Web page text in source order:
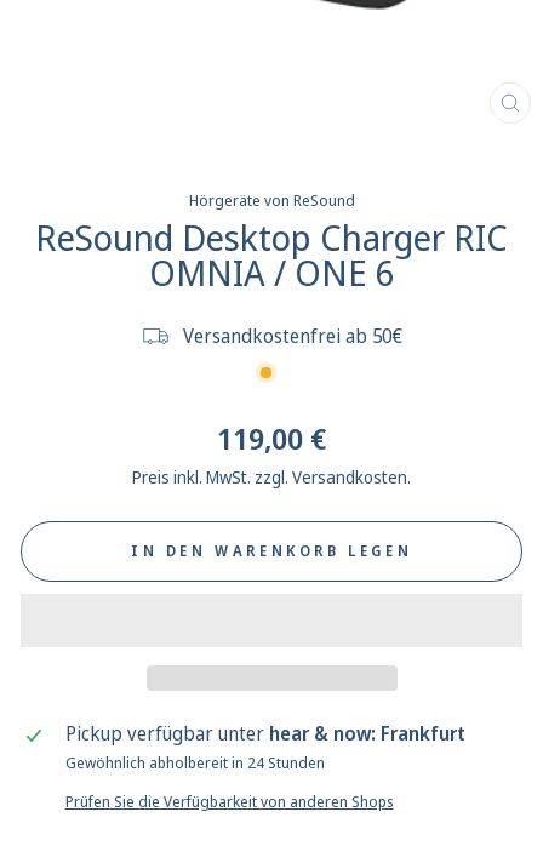
Hörgeräte von ReSound
ReSound Desktop Charger RIC
OMNIA / ONE 6
Versandkostenfrei ab 50€
Normaler
Preis
119,00 €
Preis inkl. MwSt. zzgl. Versandkosten.
IN DEN WARENKORB LEGEN
Pickup verfügbar unter hear & now: Frankfurt
Gewöhnlich abholbereit in 24 Stunden
Prüfen Sie die Verfügbarkeit von anderen Shops